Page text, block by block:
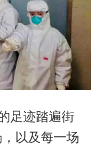
足迹踏遍街
以及每一场